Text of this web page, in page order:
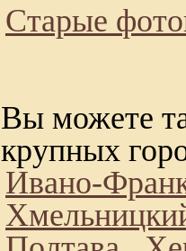
Старые
Вы можете
крупных
Ивано-